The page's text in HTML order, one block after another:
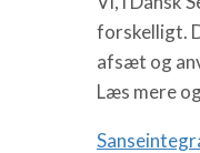
forskelligt.
afsæt og
Læs mere